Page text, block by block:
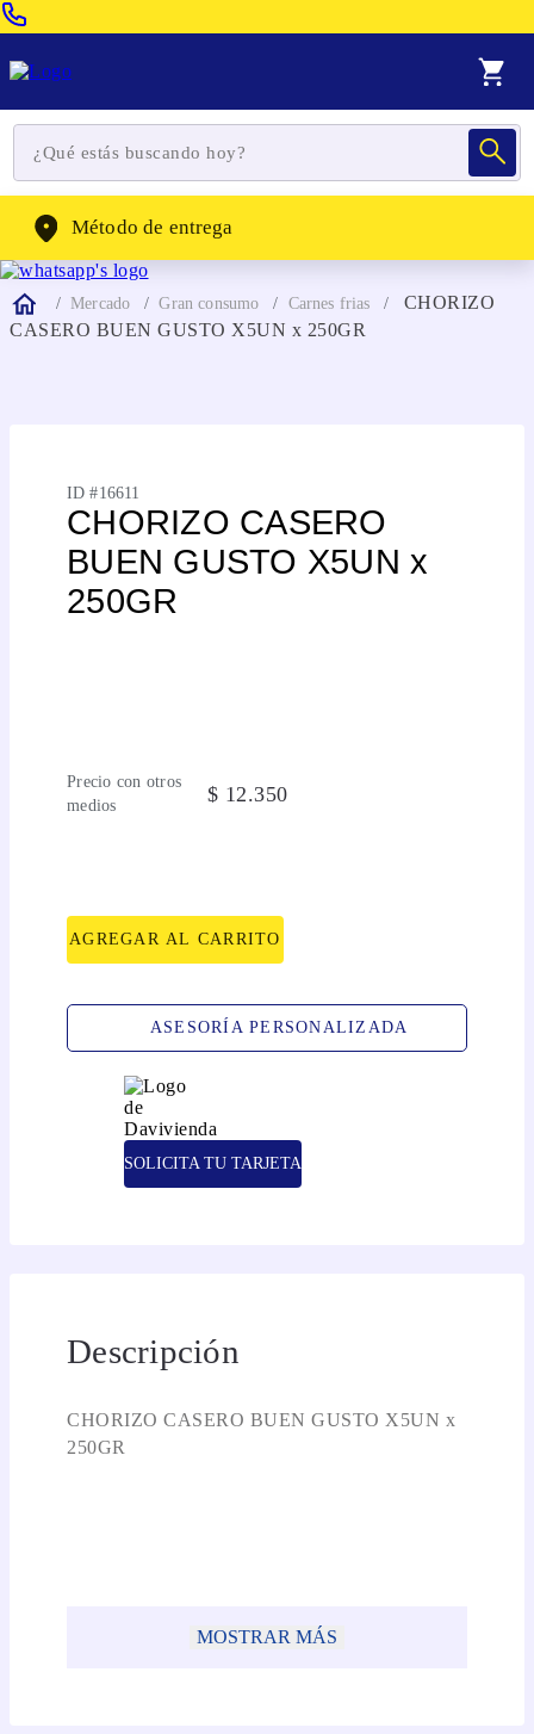
WhatsApp: (302) 262-4104
Método de entrega
Mercado Gran consumo Carnes frias
CHORIZO
CASERO BUEN GUSTO X5UN x 250GR
ID #16611
CHORIZO CASERO
BUEN GUSTO X5UN x
250GR
Precio con otros
medios
$ 12.350
AGREGAR AL CARRITO
ASESORÍA PERSONALIZADA
SOLICITA TU TARJETA
Descripción
CHORIZO CASERO BUEN GUSTO X5UN x
250GR
MOSTRAR MÁS